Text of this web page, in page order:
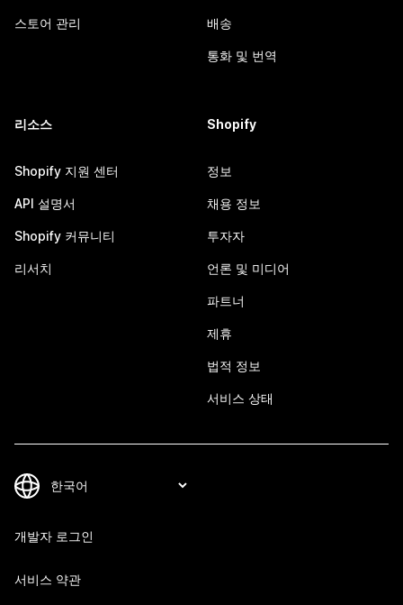
스토어 관리 배송
통화 및 번역
리소스
Shopify 지원 센터
API 설명서
Shopify 커뮤니티
리서치
Shopify
정보
채용 정보
투자자
언론 및 미디어
파트너
제휴
법적 정보
서비스 상태
개발자 로그인
서비스 약관